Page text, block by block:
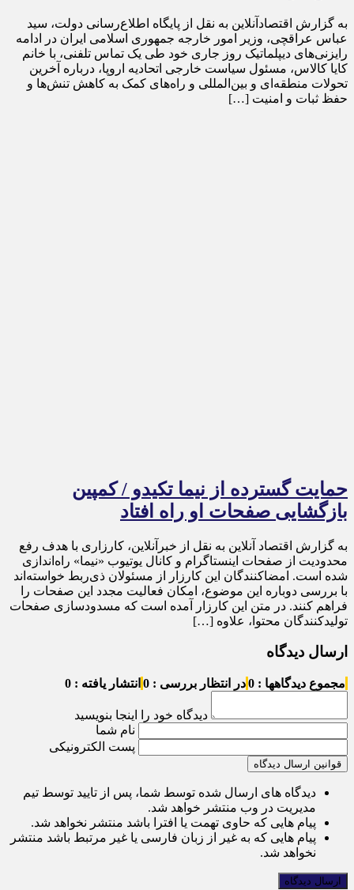
به گزارش اقتصادآنلاین به نقل از پایگاه اطلاع‌رسانی دولت، سید
عباس عراقچی، وزیر امور خارجه جمهوری اسلامی ایران در ادامه
رایزنی‌های دیپلماتیک روز جاری خود طی یک تماس تلفنی، با خانم
کایا کالاس، مسئول سیاست خارجی اتحادیه اروپا، درباره آخرین
تحولات منطقه‌ای و بین‌المللی و راه‌های کمک به کاهش تنش‌ها و
حفظ ثبات و امنیت […]
حمایت گسترده از نیما تکیدو / کمپین
بازگشایی صفحات او راه افتاد
به گزارش اقتصاد آنلاین به نقل از خبرآنلاین، کارزاری با هدف رفع
محدودیت از صفحات اینستاگرام و کانال یوتیوب «نیما» راه‌اندازی
شده است. امضاکنندگان این کارزار از مسئولان ذی‌ربط خواسته‌اند
با بررسی دوباره این موضوع، امکان فعالیت مجدد این صفحات را
فراهم کنند. در متن این کارزار آمده است که مسدودسازی صفحات
تولیدکنندگان محتوا، علاوه […]
ارسال دیدگاه
مجموع دیدگاهها : 0 در انتظار بررسی : 0 انتشار یافته : 0
دیدگاه خود را اینجا بنویسید
نام شما
پست الکترونیکی
قوانین ارسال دیدگاه
دیدگاه های ارسال شده توسط شما، پس از تایید توسط تیم
مدیریت در وب منتشر خواهد شد.
پیام هایی که حاوی تهمت یا افترا باشد منتشر نخواهد شد.
پیام هایی که به غیر از زبان فارسی یا غیر مرتبط باشد منتشر
نخواهد شد.